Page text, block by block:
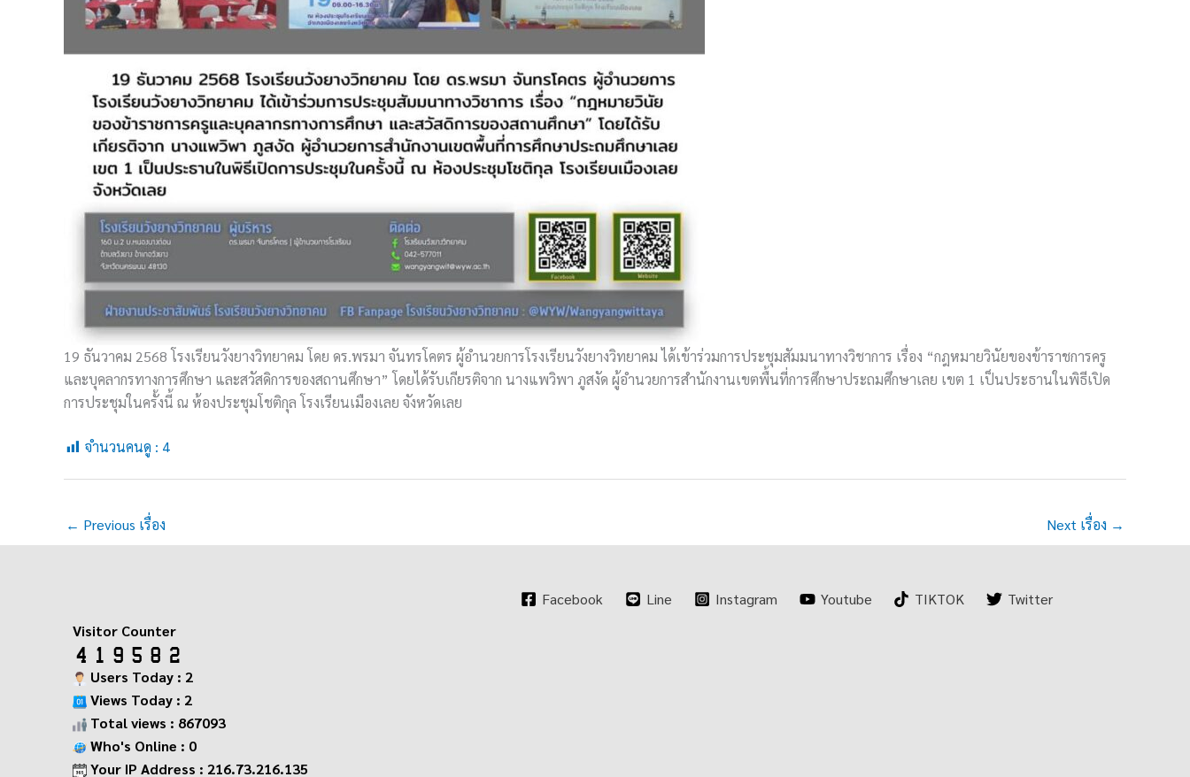
19 ธันวาคม 2568 โรงเรียนวังยางวิทยาคม โดย ดร.พรมา จันทรโคตร ผู้อำนวยการโรงเรียนวังยางวิทยาคม ได้เข้าร่วมการประชุมสัมมนาทางวิชาการ เรื่อง “กฎหมายวินัยของข้าราชการครู
และบุคลากรทางการศึกษา และสวัสดิการของสถานศึกษา” โดยได้รับเกียรติจาก นางแพวิพา ภูสงัด ผู้อำนวยการสำนักงานเขตพื้นที่การศึกษาประถมศึกษาเลย เขต 1 เป็นประธานในพิธีเปิด
การประชุมในครั้งนี้ ณ ห้องประชุมโชติกุล โรงเรียนเมืองเลย จังหวัดเลย
จำนวนคนดู : 4
← Previous เรื่อง Next เรื่อง →
Visitor Counter
Users Today : 2
Views Today : 2
Total views : 867093
Who's Online : 0
Your IP Address : 216.73.216.135
Facebook Line Instagram Youtube TIKTOK Twitter